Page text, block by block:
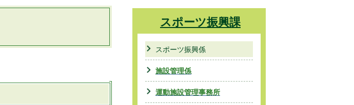
スポーツ振興課
スポーツ振興係
施設管理係
運動施設管理事務所